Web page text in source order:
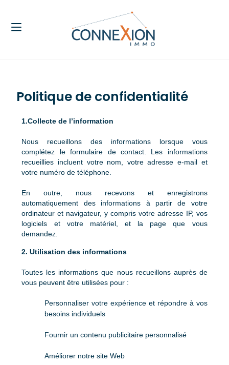
Politique de confidentialité
1.Collecte de l’information
Nous recueillons des informations lorsque vous
complétez le formulaire de contact. Les informations
recueillies incluent votre nom, votre adresse e-mail et
votre numéro de téléphone.
En outre, nous recevons et enregistrons
automatiquement des informations à partir de votre
ordinateur et navigateur, y compris votre adresse IP, vos
logiciels et votre matériel, et la page que vous
demandez.
2. Utilisation des informations
Toutes les informations que nous recueillons auprès de
vous peuvent être utilisées pour :
Personnaliser votre expérience et répondre à vos
besoins individuels
Fournir un contenu publicitaire personnalisé
Améliorer notre site Web